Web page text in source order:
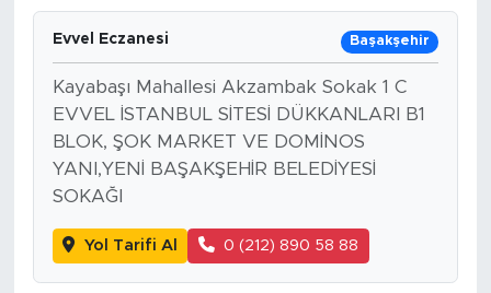
Evvel Eczanesi Başakşehir
Kayabaşı Mahallesi Akzambak Sokak 1 C
EVVEL İSTANBUL SİTESİ DÜKKANLARI B1
BLOK, ŞOK MARKET VE DOMİNOS
YANI,YENİ BAŞAKŞEHİR BELEDİYESİ
SOKAĞI
Yol Tarifi Al 0 (212) 890 58 88